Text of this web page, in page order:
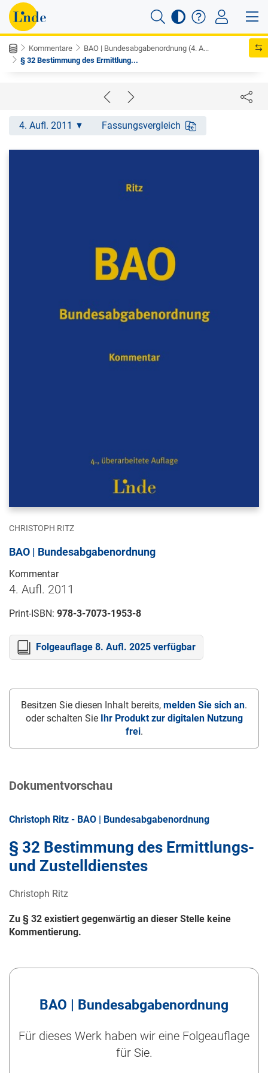
Kommentare
BAO | Bundesabgabenordnung (4. A...
§ 32 Bestimmung des Ermittlung...
4. Aufl. 2011 Fassungsvergleich
CHRISTOPH RITZ
BAO | Bundesabgabenordnung
Kommentar
4. Aufl. 2011
Print-ISBN: 978-3-7073-1953-8
Folgeauflage 8. Aufl. 2025 verfügbar
Besitzen Sie diesen Inhalt bereits, melden Sie sich an.
oder schalten Sie Ihr Produkt zur digitalen Nutzung
frei.
Dokumentvorschau
Christoph Ritz - BAO | Bundesabgabenordnung
§ 32 Bestimmung des Ermittlungs-
und Zustelldienstes
Christoph Ritz
Zu § 32 existiert gegenwärtig an dieser Stelle keine
Kommentierung.
BAO | Bundesabgabenordnung
Für dieses Werk haben wir eine Folgeauflage
für Sie.